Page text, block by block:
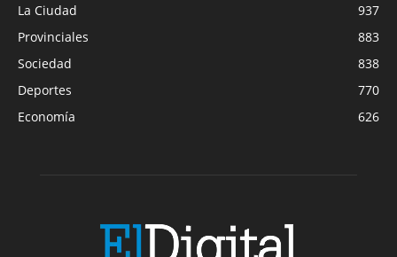
La Ciudad
937
Provinciales
883
Sociedad
838
Deportes
770
Economía
626